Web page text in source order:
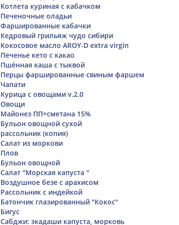
Котлета куриная с кабачком
Печеночные оладьи
Фаршированные кабачки
Кедровый грильяж чудо сибири
Кокосовое масло AROY-D extra virgin
Печенье кето с какао
Пшённая каша с тыквой
Перцы фаршированные свиным фаршем
Чапати
Курица с овощами v.2.0
Овощи
Майонез ПП+сметана 15%
Бульон овощной сухой
рассольник (копия)
Салат из моркови
Плов
Бульон овощной
Салат "Морская капуста "
Воздушное безе с арахисом
Рассольник с индейкой
Батончик глазированный "Кокос"
Бигус
Сабджи: экадаши капуста, морковь